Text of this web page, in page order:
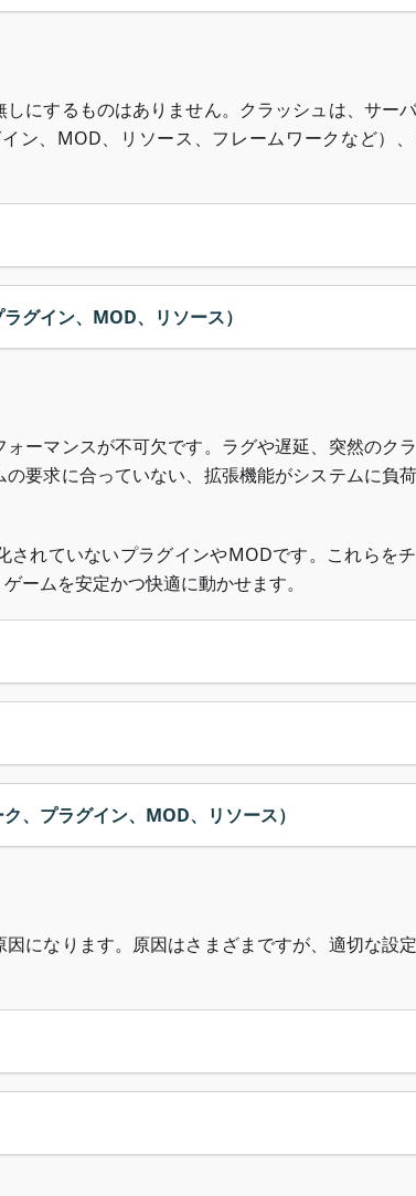
にするものはありません。クラッシュは、サー
ン、MOD、リソース、フレームワークなど）
グイン、MOD、リソース）
ーマンスが不可欠です。ラグや遅延、突然のク
要求に合っていない、拡張機能がシステムに負
れていないプラグインやMODです。これらを
ームを安定かつ快適に動かせます。
、プラグイン、MOD、リソース）
になります。原因はさまざまですが、適切な設